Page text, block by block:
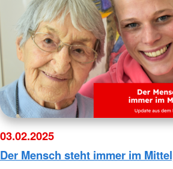
03.02.2025
Der Mensch steht immer im